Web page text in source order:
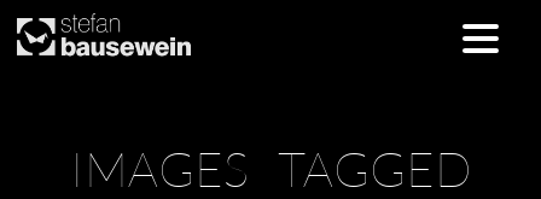
IMAGES TAGGED